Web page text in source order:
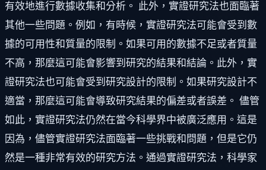
有效地進行數據收集和分析。 此外，實證研究法也面臨著
其他一些問題。例如，有時候，實證研究法可能會受到數
據的可用性和質量的限制。如果可用的數據不足或者質量
不高，那麼這可能會影響到研究的結果和結論。此外，實
證研究法也可能會受到研究設計的限制。如果研究設計不
適當，那麼這可能會導致研究結果的偏差或者誤差。 儘管
如此，實證研究法仍然在當今科學界中被廣泛應用。這是
因為，儘管實證研究法面臨著一些挑戰和問題，但是它仍
然是一種非常有效的研究方法。通過實證研究法，科學家